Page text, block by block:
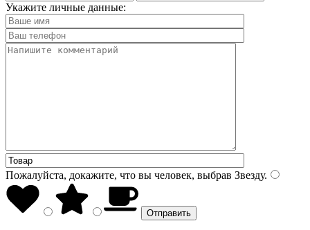
Укажите личные данные:
Пожалуйста, докажите, что вы человек, выбрав Звезду.